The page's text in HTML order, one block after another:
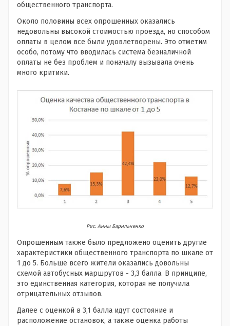
общественного транспорта.
Около половины всех опрошенных оказались
недовольны высокой стоимостью проезда, но способом
оплаты в целом все были удовлетворены. Это отметим
особо, потому что вводилась система безналичной
оплаты не без проблем и поначалу вызывала очень
много критики.
Рис. Анны Барильченко
Опрошенным также было предложено оценить другие
характеристики общественного транспорта по шкале от
1 до 5. Больше всего жители оказались довольны
схемой автобусных маршрутов - 3,3 балла. В принципе,
это единственная категория, которая не получила
отрицательных отзывов.
Далее с оценкой в 3,1 балла идут состояние и
расположение остановок, а также оценка работы